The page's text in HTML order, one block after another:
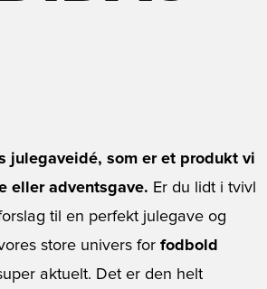
julegaveidé, som er et produkt vi
eller adventsgave. Er du lidt i tvivl
til en perfekt julegave og
store univers for fodbold
aktuelt. Det er den helt